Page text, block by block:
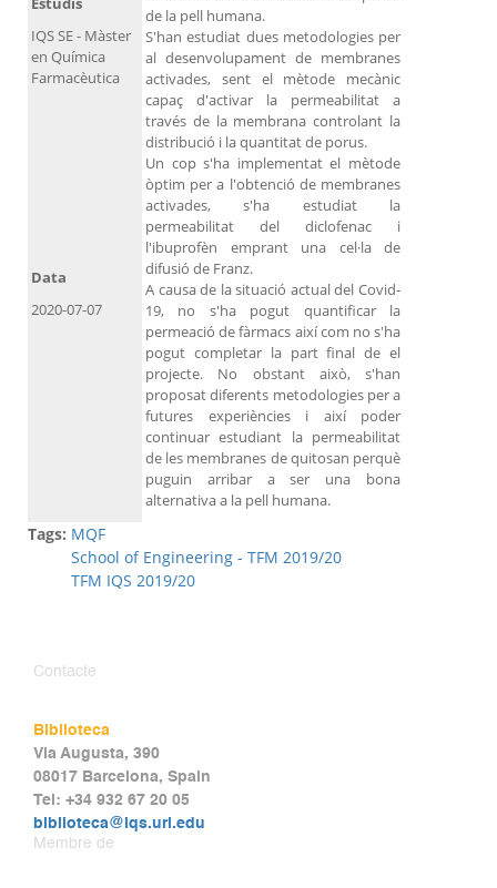
de la pell humana.
S'han estudiat dues metodologies per
al desenvolupament de membranes
activades, sent el mètode mecànic
capaç d'activar la permeabilitat a
través de la membrana controlant la
distribució i la quantitat de porus.
Un cop s'ha implementat el mètode
òptim per a l'obtenció de membranes
activades, s'ha estudiat la
permeabilitat del diclofenac i
l'ibuprofèn emprant una cel·la de
difusió de Franz.
A causa de la situació actual del Covid-
19, no s'ha pogut quantificar la
permeació de fàrmacs així com no s'ha
pogut completar la part final de el
projecte. No obstant això, s'han
proposat diferents metodologies per a
futures experiències i així poder
continuar estudiant la permeabilitat
de les membranes de quitosan perquè
puguin arribar a ser una bona
alternativa a la pell humana.
IQS SE - Màster
en Química
Farmacèutica
Data
2020-07-07
Tags: MQF
School of Engineering - TFM 2019/20
TFM IQS 2019/20
Contacte
Biblioteca
Via Augusta, 390
08017 Barcelona, Spain
Tel: +34 932 67 20 05
biblioteca@iqs.url.edu
Membre de